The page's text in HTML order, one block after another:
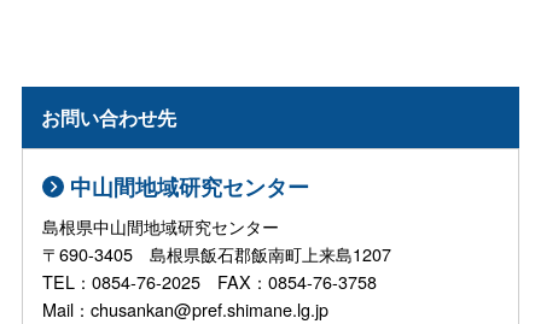
お問い合わせ先
中山間地域研究センター
島根県中山間地域研究センター
〒690-3405 島根県飯石郡飯南町上来島1207
TEL：0854-76-2025 FAX：0854-76-3758
Mail：chusankan@pref.shimane.lg.jp